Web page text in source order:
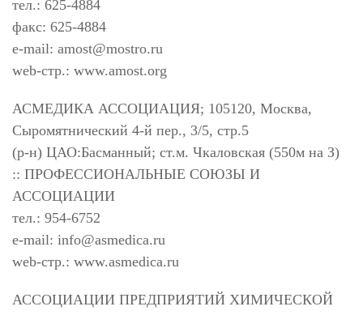
тел.: 625-4884
факс: 625-4884
e-mail: amost@mostro.ru
web-стр.: www.amost.org
АСМЕДИКА АССОЦИАЦИЯ; 105120, Москва,
Сыромятнический 4-й пер., 3/5, стр.5
(р-н) ЦАО:Басманный; ст.м. Чкаловская (550м на З)
:: ПРОФЕССИОНАЛЬНЫЕ СОЮЗЫ И
АССОЦИАЦИИ
тел.: 954-6752
e-mail: info@asmedica.ru
web-стр.: www.asmedica.ru
АССОЦИАЦИИ ПРЕДПРИЯТИЙ ХИМИЧЕСКОЙ